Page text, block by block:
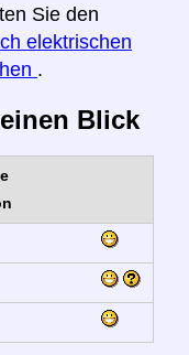
Sie den
elektrischen
.
Blick